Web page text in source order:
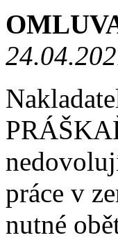
práce v
nutné